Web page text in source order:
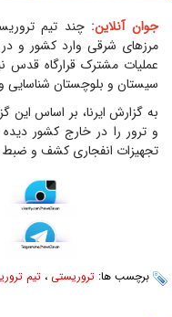
جوان آنلاین: چند تیم
مرزهای شرقی وارد کشور و
عملیات مشترک قرارگاه قدس
سیستان‌ و بلوچستان شناسایی
به گزارش ایرنا، بر اساس
و ترور را در خارج کشور دیده
تجهیزات انفجاری کشف و
برچسب ها: تروریستی ، تیم